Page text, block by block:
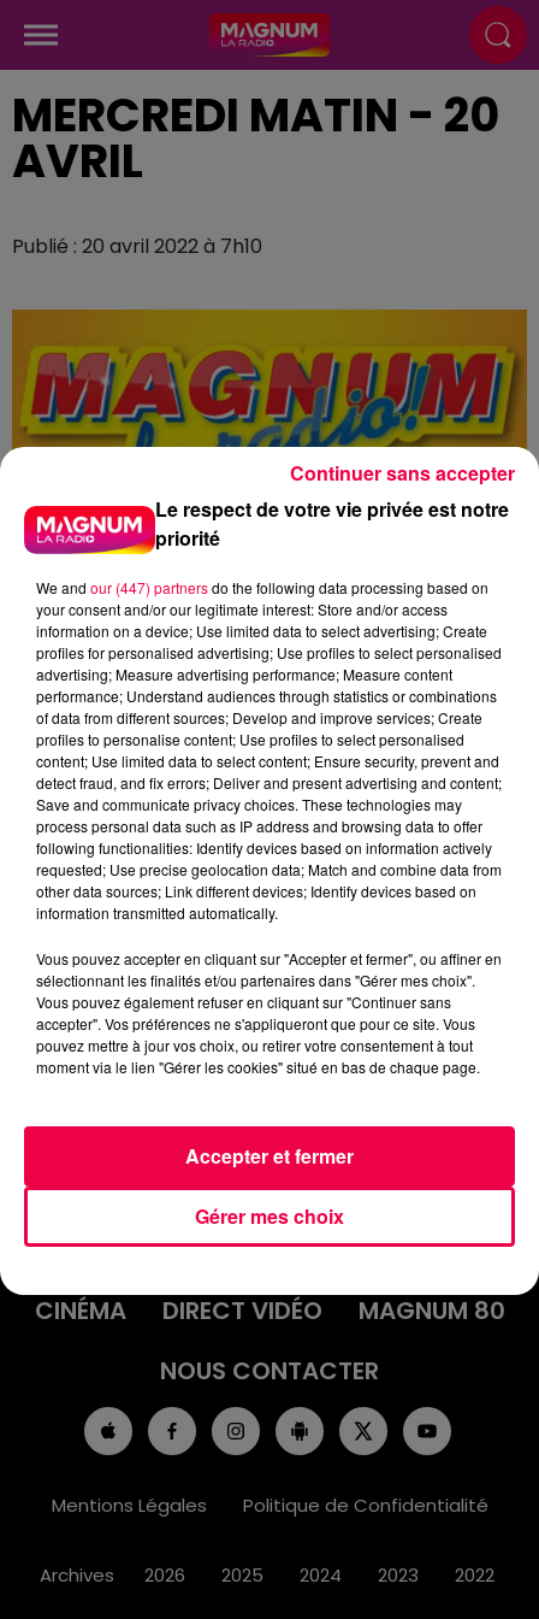
MERCREDI MATIN - 20
AVRIL
Publié : 20 avril 2022 à 7h10
Flash infos
Crédit :Flash infos
podcasts/2022/04/2022-04-20-09-10-
00_2022_04_20_9H_20042022.mp3
ACCUEIL INFOS
EMISSIONS
AGENDA
JEUX
PODCASTS
CINÉMA
DIRECT VIDÉO
MAGNUM 80
NOUS CONTACTER
Mentions Légales Politique de Confidentialité
Archives 2026 2025 2024 2023 2022
Le respect de votre vie privée est notre
priorité
We and our (447) partnersdo the following data processing based on
your consent and/or our legitimate interest: Store and/or access
information on a device; Use limited data to select advertising; Create
profiles for personalised advertising; Use profiles to select personalised
advertising; Measure advertising performance; Measure content
performance; Understand audiences through statistics or combinations
of data from different sources; Develop and improve services; Create
profiles to personalise content; Use profiles to select personalised
content; Use limited data to select content; Ensure security, prevent and
detect fraud, and fix errors; Deliver and present advertising and content;
Save and communicate privacy choices. These technologies may
process personal data such as IP address and browsing data to offer
following functionalities: Identify devices based on information actively
requested; Use precise geolocation data; Match and combine data from
other data sources; Link different devices; Identify devices based on
information transmitted automatically.
Vous pouvez accepter en cliquant sur "Accepter et fermer", ou affiner en
sélectionnant les finalités et/ou partenaires dans "Gérer mes choix".
Vous pouvez également refuser en cliquant sur "Continuer sans
accepter". Vos préférences ne s'appliqueront que pour ce site. Vous
pouvez mettre à jour vos choix, ou retirer votre consentement à tout
moment via le lien "Gérer les cookies" situé en bas de chaque page.
Gérer mes choix
Accepter et fermer
Continuer sans accepter